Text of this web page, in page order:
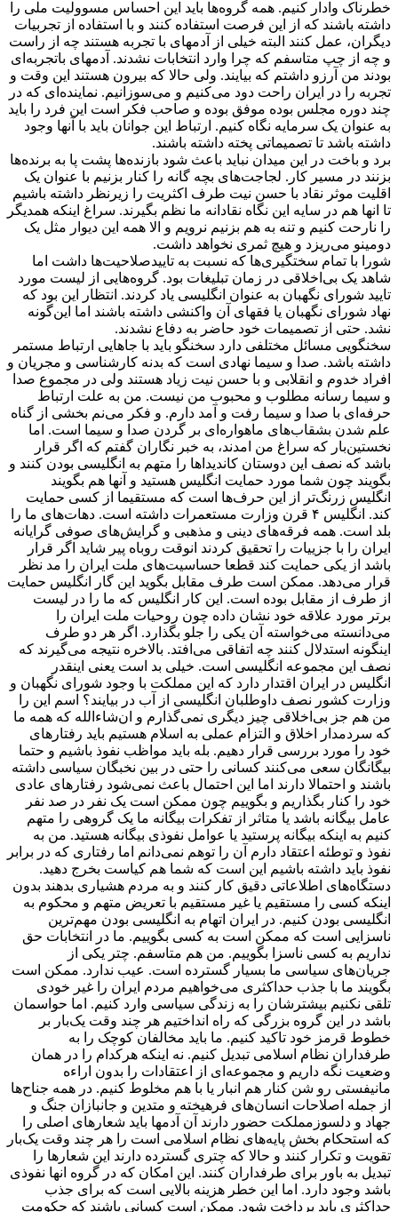
خطرناک وادار کنیم. همه گروه‌ها باید این احساس مسوولیت ملی را
داشته باشند که از این فرصت استفاده کنند و با استفاده از تجربیات
دیگران، عمل کنند البته خیلی از آدمهای با تجربه هستند چه از راست
و چه از چپ متاسفم که چرا وارد انتخابات نشدند. آدمهای باتجربه‌ای
بودند من آرزو داشتم که بیایند. ولی حالا که بیرون هستند این وقت و
تجربه را در ایران راحت دود می‌کنیم و می‌سوزانیم. نماینده‌ای که در
چند دوره مجلس بوده موفق بوده و صاحب فکر است این فرد را باید
به عنوان یک سرمایه نگاه کنیم. ارتباط این جوانان باید با آنها وجود
داشته باشد تا تصمیماتی پخته داشته باشند.
برد و باخت در این میدان نباید باعث شود بازنده‌ها پشت پا به برنده‌ها
بزنند در مسیر کار. لجاجت‌های بچه گانه را کنار بزنیم با عنوان یک
اقلیت موثر نقاد با حسن نیت طرف اکثریت را زیرنظر داشته باشیم
تا انها هم در سایه این نگاه نقادانه ما نظم بگیرند. سراغ اینکه همدیگر
را نارحت کنیم و تنه به هم بزنیم نرویم و الا همه این دیوار مثل یک
دومینو می‌ریزد و هیچ ثمری نخواهد داشت.
شورا با تمام سختگیری‌ها که نسبت به تاییدصلاحیت‌ها داشت اما
شاهد یک بی‌اخلاقی در زمان تبلیغات بود. گروه‌هایی از لیست مورد
تایید شورای نگهبان به عنوان انگلیسی یاد کردند. انتظار این بود که
نهاد شورای نگهبان یا فقهای آن واکنشی داشته باشند اما این‌گونه
نشد. حتی از تصمیمات خود حاضر به دفاع نشدند.
سخنگویی مسائل مختلفی دارد سخنگو باید با جاهایی ارتباط مستمر
داشته باشد. صدا و سیما نهادی است که بدنه کارشناسی و مجریان و
افراد خدوم و انقلابی و با حسن نیت زیاد هستند ولی در مجموع صدا
و سیما رسانه مطلوب و محبوب من نیست. من به علت ارتباط
حرفه‌ای با صدا و سیما رفت و آمد دارم. و فکر می‌نم بخشی از گناه
علم شدن بشقاب‌های ماهواره‌ای بر گردن صدا و سیما است. اما
نخستین‌بار که سراغ من امدند، به خبر نگاران گفتم که اگر قرار
باشد که نصف این دوستان کاندیداها را متهم به انگلیسی بودن کنند و
بگویند چون شما مورد حمایت انگلیس هستید و آنها هم بگویند
انگلیس زرنگ‌تر از این حرف‌ها است که مستقیما از کسی حمایت
کند. انگلیس ۴ قرن وزارت مستعمرات داشته است. دهات‌های ما را
بلد است. همه فرقه‌های دینی و مذهبی و گرایش‌های صوفی گرایانه
ایران را با جزییات را تحقیق کردند انوقت روباه پیر شاید اگر قرار
باشد از یکی حمایت کند قطعا حساسیت‌های ملت ایران را مد نظر
قرار می‌دهد. ممکن است طرف مقابل بگوید این گار انگلیس حمایت
از طرف از مقابل بوده است. این کار انگلیس که ما را در لیست
برتر مورد علاقه خود نشان داده چون روحیات ملت ایران را
می‌دانسته می‌خواسته آن یکی را جلو بگذارد. اگر هر دو طرف
اینگونه استدلال کنند چه اتفاقی می‌افتد. بالاخره نتیجه می‌گیرند که
نصف این مجموعه انگلیسی است. خیلی بد است یعنی اینقدر
انگلیس در ایران اقتدار دارد که این مملکت با وجود شورای نگهبان و
وزارت کشور نصف داوطلبان انگلیسی از آب در بیایند؟ اسم این را
من هم جز بی‌اخلاقی چیز دیگری نمی‌گذارم و ان‌شاءالله که همه ما
که سردمدار اخلاق و التزام عملی به اسلام هستیم باید رفتارهای
خود را مورد بررسی قرار دهیم. بله باید مواظب نفوذ باشیم و حتما
بیگانگان سعی می‌کنند کسانی را حتی در بین نخبگان سیاسی داشته
باشند و احتمالا دارند اما این احتمال باعث نمی‌شود رفتارهای عادی
خود را کنار بگذاریم و بگوییم چون ممکن است یک نفر در صد نفر
عامل بیگانه باشد یا متاثر از تفکرات بیگانه ما یک گروهی را متهم
کنیم به اینکه بیگانه پرستید یا عوامل نفوذی بیگانه هستید. من به
نفوذ و توطئه اعتقاد دارم آن را توهم نمی‌دانم اما رفتاری که در برابر
نفوذ باید داشته باشیم این است که شما هم کیاست بخرج دهید.
دستگاه‌های اطلاعاتی دقیق کار کنند و به مردم هشیاری بدهند بدون
اینکه کسی را مستقیم یا غیر مستقیم با تعریض متهم و محکوم به
انگلیسی بودن کنیم. در ایران اتهام به انگلیسی بودن مهم‌ترین
ناسزایی است که ممکن است به کسی بگوییم. ما در انتخابات حق
نداریم به کسی ناسزا بگوییم. من هم متاسفم. چتر یکی از
جریان‌های سیاسی ما بسیار گسترده است. عیب ندارد. ممکن است
بگویند ما با جذب حداکثری می‌خواهیم مردم ایران را غیر خودی
تلقی نکنیم بیشترشان را به زندگی سیاسی وارد کنیم. اما حواسمان
باشد در این گروه بزرگی که راه انداختیم هر چند وقت یک‌بار بر
خطوط قرمز خود تاکید کنیم. ما باید مخالفان کوچک را به
طرفداران نظام اسلامی تبدیل کنیم. نه اینکه هرکدام را در همان
وضعیت نگه داریم و مجموعه‌ای از اعتقادات را بدون اراءه
مانیفستی رو شن کنار هم انبار یا با هم مخلوط کنیم. در همه جناح‌ها
از جمله اصلاحات انسان‌های فرهیخته و متدین و جانبازان جنگ و
جهاد و دلسوزمملکت حضور دارند آن آدمها باید شعارهای اصلی را
که استحکام بخش پایه‌های نظام اسلامی است را هر چند وقت یک‌بار
تقویت و تکرار کنند و حالا که چتری گسترده دارند این شعارها را
تبدیل به باور برای طرفداران کنند. این امکان که در گروه انها نفوذی
باشد وجود دارد. اما این خطر هزینه بالایی است که برای جذب
حداکثری باید پرداخت شود. ممکن است کسانی باشند که حکومت